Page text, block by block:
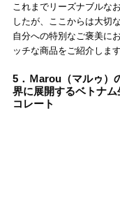
これまでリーズナブルな
したが、ここからは大切
自分への特別なご褒美に
ッチな商品をご紹介します
5．Ｍarou（マルゥ）
界に展開するベトナム
コレート